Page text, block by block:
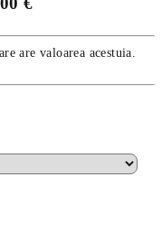
are valoarea acestuia.